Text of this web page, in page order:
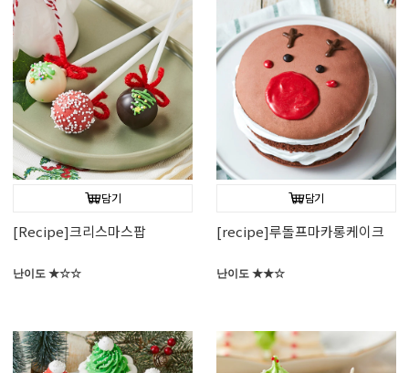
담기
[Recipe]크리스마스팝
난이도 ★☆☆
담기
[recipe]루돌프마카롱케이크
난이도 ★★☆